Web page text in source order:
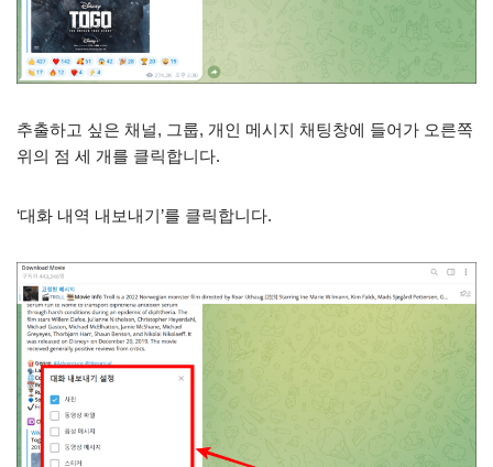
추출하고 싶은 채널, 그룹, 개인 메시지 채팅창에 들어가 오른쪽
위의 점 세 개를 클릭합니다.
‘대화 내역 내보내기’를 클릭합니다.